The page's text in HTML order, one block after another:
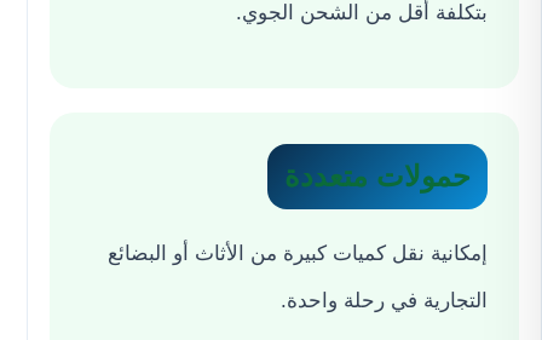
بتكلفة أقل من الشحن الجوي.
حمولات متعددة
إمكانية نقل كميات كبيرة من الأثاث أو البضائع
التجارية في رحلة واحدة.